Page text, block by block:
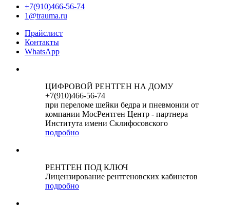
+7(910)466-56-74
1@trauma.ru
Прайслист
Контакты
WhatsApp
ЦИФРОВОЙ РЕНТГЕН НА ДОМУ
+7(910)466-56-74
при переломе шейки бедра и пневмонии от
компании МосРентген Центр - партнера
Института имени Склифосовского
подробно
РЕНТГЕН ПОД КЛЮЧ
Лицензирование рентгеновских кабинетов
подробно